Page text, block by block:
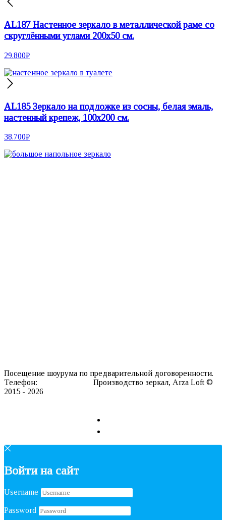
AL187 Настенное зеркало в металлической раме со
скруглёнными углами 200х50 см.
29.800₽
AL185 Зеркало на подложке из сосны, белая эмаль,
настенный крепеж, 100х200 см.
38.700₽
Посещение шоурума по предварительной договоренности.
Телефон:
Производство зеркал, Arza Loft ©
2015 - 2026
Войти на сайт
Username
Password